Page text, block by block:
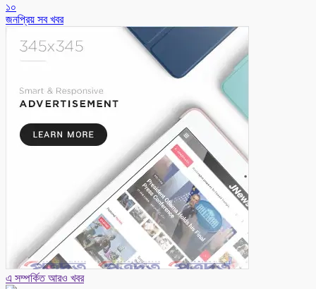
১০
জনপ্রিয় সব খবর
এ সম্পর্কিত আরও খবর